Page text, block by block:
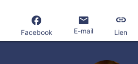
Facebook E-mail Lien